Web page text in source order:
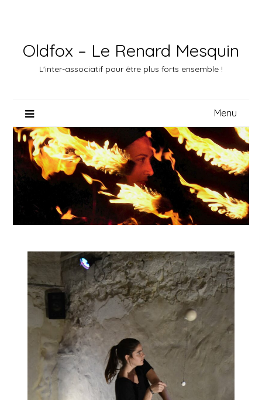
Oldfox – Le Renard Mesquin
L'inter-associatif pour être plus forts ensemble !
Menu